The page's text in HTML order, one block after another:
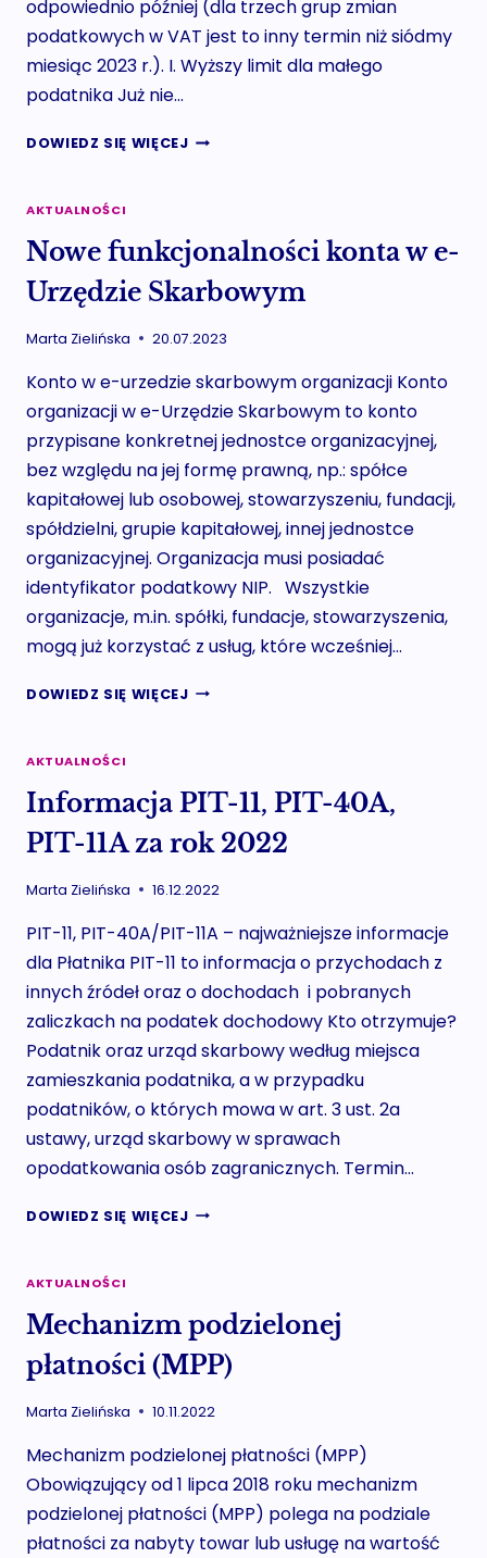
odpowiednio później (dla trzech grup zmian
podatkowych w VAT jest to inny termin niż siódmy
miesiąc 2023 r.). I. Wyższy limit dla małego
podatnika Już nie…
DOWIEDZ SIĘ WIĘCEJNOWELIZACJA
PODATKU
01.07.2023
AKTUALNOŚCI
Nowe funkcjonalności konta w e-
Urzędzie Skarbowym
Marta Zielińska 20.07.2023
Konto w e-urzedzie skarbowym organizacji Konto
organizacji w e-Urzędzie Skarbowym to konto
przypisane konkretnej jednostce organizacyjnej,
bez względu na jej formę prawną, np.: spółce
kapitałowej lub osobowej, stowarzyszeniu, fundacji,
spółdzielni, grupie kapitałowej, innej jednostce
organizacyjnej. Organizacja musi posiadać
identyfikator podatkowy NIP. Wszystkie
organizacje, m.in. spółki, fundacje, stowarzyszenia,
mogą już korzystać z usług, które wcześniej…
DOWIEDZ SIĘ WIĘCEJNOWE
URZĘDZIE
AKTUALNOŚCI
Informacja PIT-11, PIT-40A,
PIT-11A za rok 2022
Marta Zielińska 16.12.2022
PIT-11, PIT-40A/PIT-11A – najważniejsze informacje
dla Płatnika PIT-11 to informacja o przychodach z
innych źródeł oraz o dochodach i pobranych
zaliczkach na podatek dochodowy Kto otrzymuje?
Podatnik oraz urząd skarbowy według miejsca
zamieszkania podatnika, a w przypadku
podatników, o których mowa w art. 3 ust. 2a
ustawy, urząd skarbowy w sprawach
opodatkowania osób zagranicznych. Termin…
DOWIEDZ SIĘ WIĘCEJINFORMACJA
PIT-
ZA
2022
AKTUALNOŚCI
Mechanizm podzielonej
płatności (MPP)
Marta Zielińska 10.11.2022
Mechanizm podzielonej płatności (MPP)
Obowiązujący od 1 lipca 2018 roku mechanizm
podzielonej płatności (MPP) polega na podziale
płatności za nabyty towar lub usługę na wartość